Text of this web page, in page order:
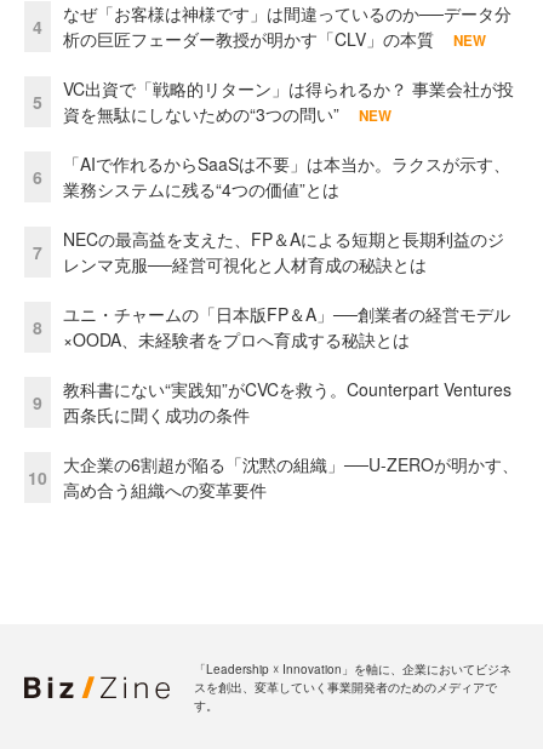
4
なぜ「お客様は神様です」は間違っているのか──データ分
析の巨匠フェーダー教授が明かす「CLV」の本質
NEW
5
VC出資で「戦略的リターン」は得られるか？ 事業会社が投
資を無駄にしないための“3つの問い”
NEW
6
「AIで作れるからSaaSは不要」は本当か。ラクスが示す、
業務システムに残る“4つの価値”とは
7
NECの最高益を支えた、FP＆Aによる短期と長期利益のジ
レンマ克服──経営可視化と人材育成の秘訣とは
8
ユニ・チャームの「日本版FP＆A」──創業者の経営モデル
×OODA、未経験者をプロへ育成する秘訣とは
9
教科書にない“実践知”がCVCを救う。Counterpart Ventures
西条氏に聞く成功の条件
10
大企業の6割超が陥る「沈黙の組織」──U-ZEROが明かす、
高め合う組織への変革要件
「Leadership ☓ Innovation」を軸に、企業においてビジネ
スを創出、変革していく事業開発者のためのメディアで
す。